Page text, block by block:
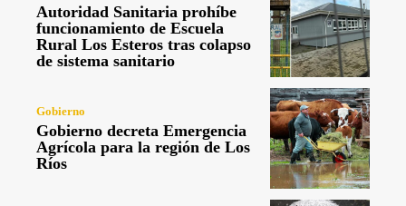
Autoridad Sanitaria prohíbe
funcionamiento de Escuela
Rural Los Esteros tras colapso
de sistema sanitario
Gobierno
Gobierno decreta Emergencia
Agrícola para la región de Los
Ríos